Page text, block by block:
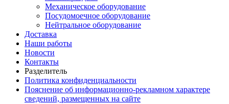
Механическое оборудование
Посудомоечное оборудование
Нейтральное оборудование
Доставка
Наши работы
Новости
Контакты
Разделитель
Политика конфиденциальности
Пояснение об информационно-рекламном характере
сведений, размещенных на сайте